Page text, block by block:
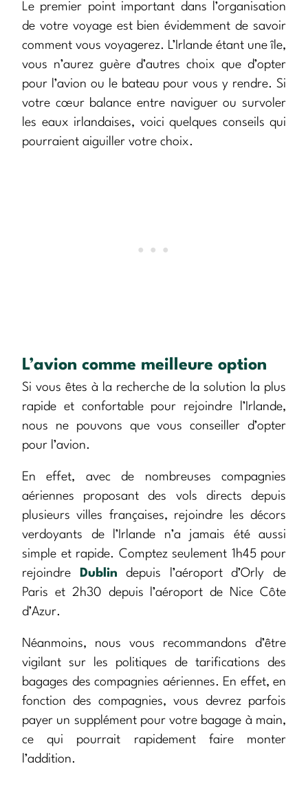
Le premier point important dans l’organisation
de votre voyage est bien évidemment de savoir
comment vous voyagerez. L’Irlande étant une île,
vous n’aurez guère d’autres choix que d’opter
pour l’avion ou le bateau pour vous y rendre. Si
votre cœur balance entre naviguer ou survoler
les eaux irlandaises, voici quelques conseils qui
pourraient aiguiller votre choix.
L’avion comme meilleure option
Si vous êtes à la recherche de la solution la plus
rapide et confortable pour rejoindre l’Irlande,
nous ne pouvons que vous conseiller d’opter
pour l’avion.
En effet, avec de nombreuses compagnies
aériennes proposant des vols directs depuis
plusieurs villes françaises, rejoindre les décors
verdoyants de l’Irlande n’a jamais été aussi
simple et rapide. Comptez seulement 1h45 pour
rejoindre
Dublin depuis l’aéroport d’Orly de
Paris et 2h30 depuis l’aéroport de Nice Côte
d’Azur.
Néanmoins, nous vous recommandons d’être
vigilant sur les politiques de tarifications des
bagages des compagnies aériennes. En effet, en
fonction des compagnies, vous devrez parfois
payer un supplément pour votre bagage à main,
ce qui pourrait rapidement faire monter
l’addition.